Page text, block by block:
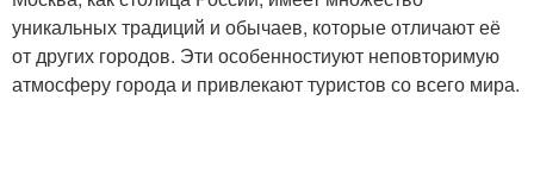
уникальных традиций и обычаев, которые отличают её
от других городов. Эти особенностиуют неповторимую
атмосферу города и привлекают туристов со всего мира.